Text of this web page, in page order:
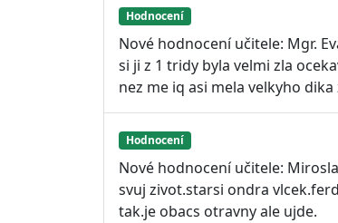
Hodnocení
Nové hodnocení učitele: Mgr.
si ji z 1 tridy byla velmi zla
nez me iq asi mela velkyho
Hodnocení
Nové hodnocení učitele:
svuj zivot.starsi ondra
tak.je obacs otravny ale ujde.